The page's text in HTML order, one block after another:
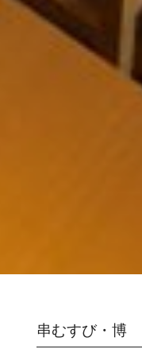
串むすび・博